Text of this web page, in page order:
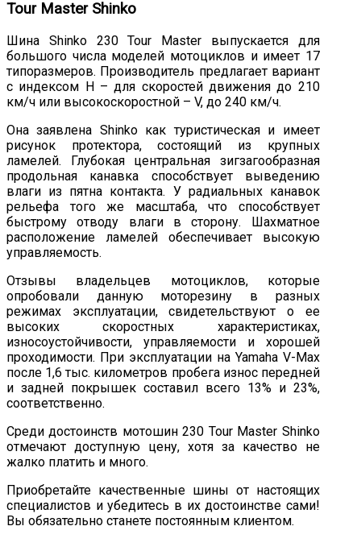
Tour Master Shinko
Шина Shinko 230 Tour Master выпускается для
большого числа моделей мотоциклов и имеет 17
типоразмеров. Производитель предлагает вариант
с индексом H – для скоростей движения до 210
км/ч или высокоскоростной – V, до 240 км/ч.
Она заявлена Shinko как туристическая и имеет
рисунок протектора, состоящий из крупных
ламелей. Глубокая центральная зигзагообразная
продольная канавка способствует выведению
влаги из пятна контакта. У радиальных канавок
рельефа того же масштаба, что способствует
быстрому отводу влаги в сторону. Шахматное
расположение ламелей обеспечивает высокую
управляемость.
Отзывы владельцев мотоциклов, которые
опробовали данную моторезину в разных
режимах эксплуатации, свидетельствуют о ее
высоких скоростных характеристиках,
износоустойчивости, управляемости и хорошей
проходимости. При эксплуатации на Yamaha V-Max
после 1,6 тыс. километров пробега износ передней
и задней покрышек составил всего 13% и 23%,
соответственно.
Среди достоинств мотошин 230 Tour Master Shinko
отмечают доступную цену, хотя за качество не
жалко платить и много.
Приобретайте качественные шины от настоящих
специалистов и убедитесь в их достоинстве сами!
Вы обязательно станете постоянным клиентом.